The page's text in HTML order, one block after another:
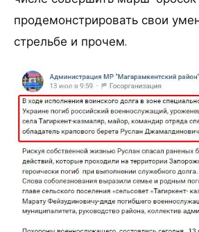
продемонстрировать свои
стрельбе и прочем.